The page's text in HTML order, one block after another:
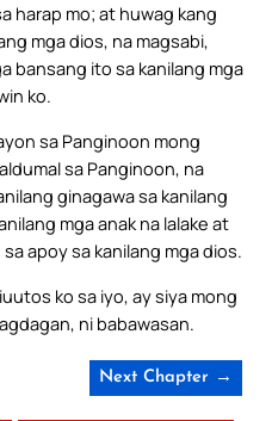
harap mo; at huwag kang
mga dios, na magsabi,
bansang ito sa kanilang mga
ko.
sa Panginoon mong
sa Panginoon, na
ginagawa sa kanilang
mga anak na lalake at
apoy sa kanilang mga dios.
ko sa iyo, ay siya mong
ni babawasan.
Next Chapter →